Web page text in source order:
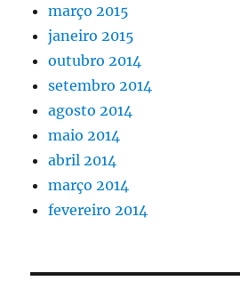
março 2015
janeiro 2015
outubro 2014
setembro 2014
agosto 2014
maio 2014
abril 2014
março 2014
fevereiro 2014